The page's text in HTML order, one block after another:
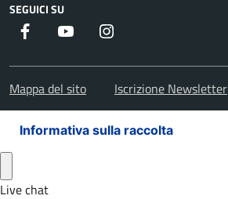
SEGUICI SU
Facebook Youtube
Mappa del sito Iscrizione Newsletter
Informativa sulla raccolta